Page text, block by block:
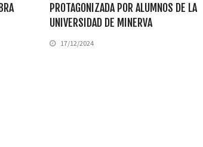
PROTAGONIZADA POR ALUMNOS DE LA
UNIVERSIDAD DE MINERVA
17/12/2024